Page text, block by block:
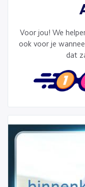
Voor jou! We
ook voor je
dat